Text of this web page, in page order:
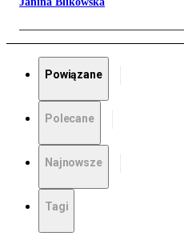
Powiązane
Polecane
Najnowsze
Tagi